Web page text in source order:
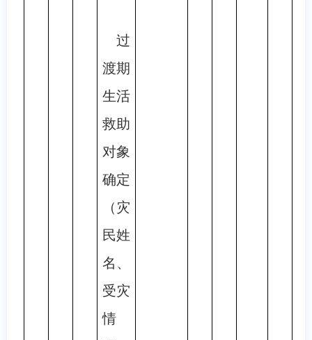
过
渡期
生活
救助
对象
确定
（灾
民姓
名、
受灾
情